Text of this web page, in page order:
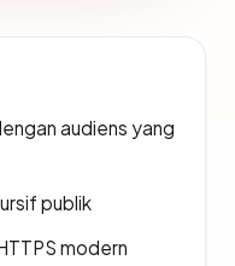
audiens yang
publik
modern